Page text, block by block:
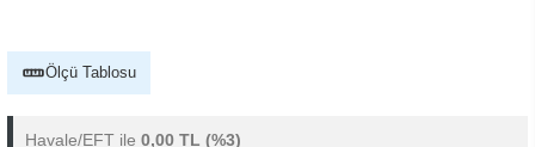
Ölçü Tablosu
Havale/EFT ile 0,00 TL (%3)